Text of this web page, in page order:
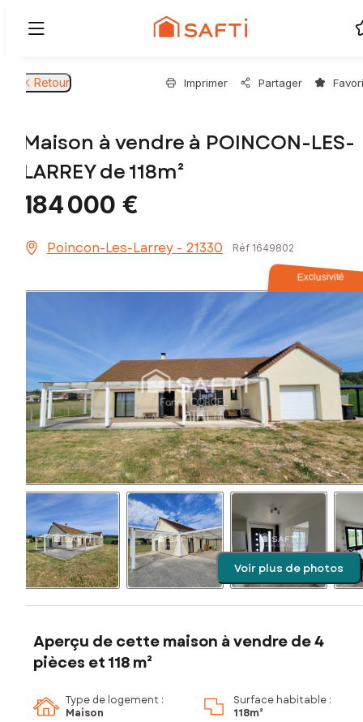
Retour Imprimer Partager
Maison à vendre à POINCON-LES-
LARREY de 118m²
184 000 €
Poincon-Les-Larrey - 21330 Réf 1649802
Exclusivité
Voir plus de photos
Aperçu de cette maison à vendre de 4
pièces et 118 m²
Type de logement :
Maison
Surface habitable :
118m²